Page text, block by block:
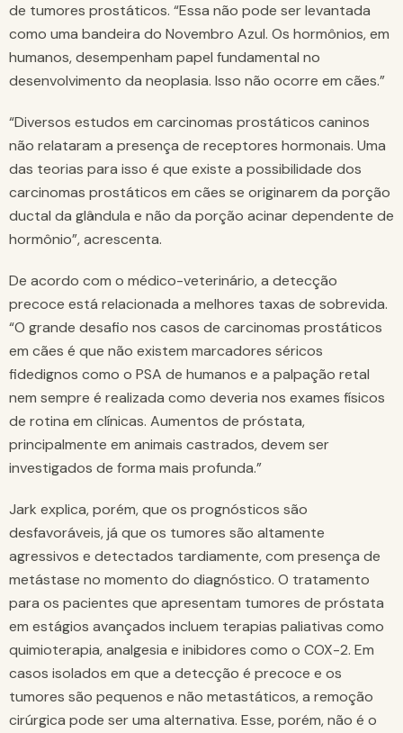
de tumores prostáticos. “Essa não pode ser levantada
como uma bandeira do Novembro Azul. Os hormônios, em
humanos, desempenham papel fundamental no
desenvolvimento da neoplasia. Isso não ocorre em cães.”
“Diversos estudos em carcinomas prostáticos caninos
não relataram a presença de receptores hormonais. Uma
das teorias para isso é que existe a possibilidade dos
carcinomas prostáticos em cães se originarem da porção
ductal da glândula e não da porção acinar dependente de
hormônio”, acrescenta.
De acordo com o médico-veterinário, a detecção
precoce está relacionada a melhores taxas de sobrevida.
“O grande desafio nos casos de carcinomas prostáticos
em cães é que não existem marcadores séricos
fidedignos como o PSA de humanos e a palpação retal
nem sempre é realizada como deveria nos exames físicos
de rotina em clínicas. Aumentos de próstata,
principalmente em animais castrados, devem ser
investigados de forma mais profunda.”
Jark explica, porém, que os prognósticos são
desfavoráveis, já que os tumores são altamente
agressivos e detectados tardiamente, com presença de
metástase no momento do diagnóstico. O tratamento
para os pacientes que apresentam tumores de próstata
em estágios avançados incluem terapias paliativas como
quimioterapia, analgesia e inibidores como o COX-2. Em
casos isolados em que a detecção é precoce e os
tumores são pequenos e não metastáticos, a remoção
cirúrgica pode ser uma alternativa. Esse, porém, não é o